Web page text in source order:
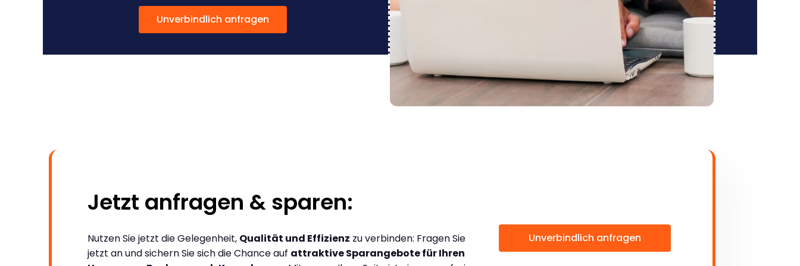
Unverbindlich anfragen
Jetzt anfragen & sparen:
Nutzen Sie jetzt die Gelegenheit, Qualität und Effizienz zu verbinden: Fragen Sie
jetzt an und sichern Sie sich die Chance auf attraktive Sparangebote für Ihren
Unverbindlich anfragen